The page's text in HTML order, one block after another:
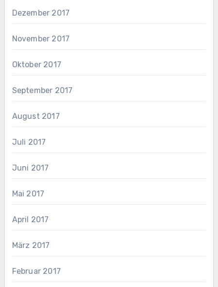
Dezember 2017
November 2017
Oktober 2017
September 2017
August 2017
Juli 2017
Juni 2017
Mai 2017
April 2017
März 2017
Februar 2017